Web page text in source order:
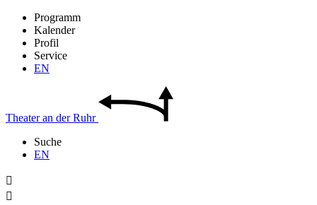
Programm
Kalender
Profil
Service
EN
Theateran derRuhr
Suche
EN

